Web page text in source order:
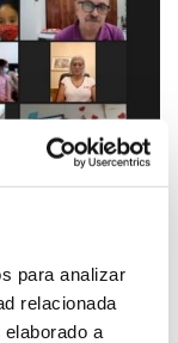
para analizar
relacionada
a
los
participan